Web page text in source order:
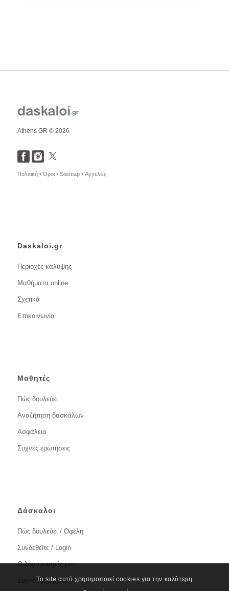
Athens GR © 2026
Πολιτική •Όροι • Sitemap • Αγγελίες
Daskaloi.gr
Περιοχές κάλυψης
Μαθήματα online
Σχετικά
Επικοινωνία
Μαθητές
Πώς δουλεύει
Αναζήτηση δασκάλων
Ασφάλεια
Συχνές ερωτήσεις
Δάσκαλοι
Πώς δουλεύει / Οφέλη
Συνδεθείτε / Login
Ο λογαριασμός μου
Συχνές ερωτήσεις
Το site αυτό χρησιμοποιεί cookies για την καλύτερη